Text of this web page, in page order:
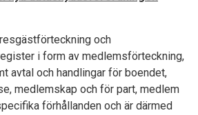
och
i form av medlemsförteckning,
avtal och handlingar för boendet,
medlemskap och för part, medlem
förhållanden och är därmed